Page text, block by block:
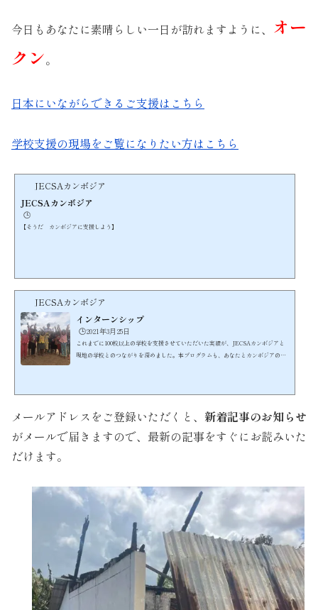
今日もあなたに素晴らしい一日が訪れますように、 オー
クン。
日本にいながらできるご支援はこちら
学校支援の現場をご覧になりたい方はこちら
JECSAカンボジア
JECSAカンボジア
🕒️
【そうだ カンボジアに支援しよう】
JECSAカンボジア
インターンシップ
🕒️2021年3月25日
これまでに100校以上の学校を支援させていただいた実績が、JECSAカンボジアと
現地の学校とのつながりを深めました。本プログラムも、あなたとカンボジアの子
催するインターンシップの参加スタイルには、ホームステイ...
メールアドレスをご登録いただくと、 新着記事のお知らせ
がメールで届きますので、最新の記事をすぐにお読みいた
だけます。